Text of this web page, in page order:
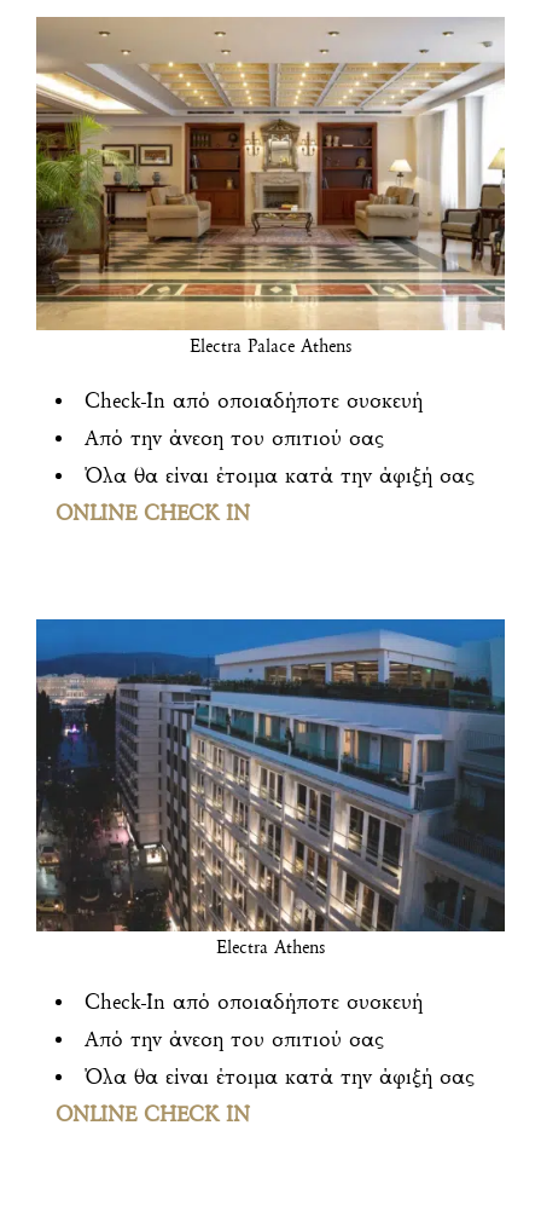
Electra Palace Athens
Check-In από οποιαδήποτε συσκευή
Από την άνεση του σπιτιού σας
Όλα θα είναι έτοιμα κατά την άφιξή σας
ONLINE CHECK IN
Electra Athens
Check-In από οποιαδήποτε συσκευή
Από την άνεση του σπιτιού σας
Όλα θα είναι έτοιμα κατά την άφιξή σας
ONLINE CHECK IN